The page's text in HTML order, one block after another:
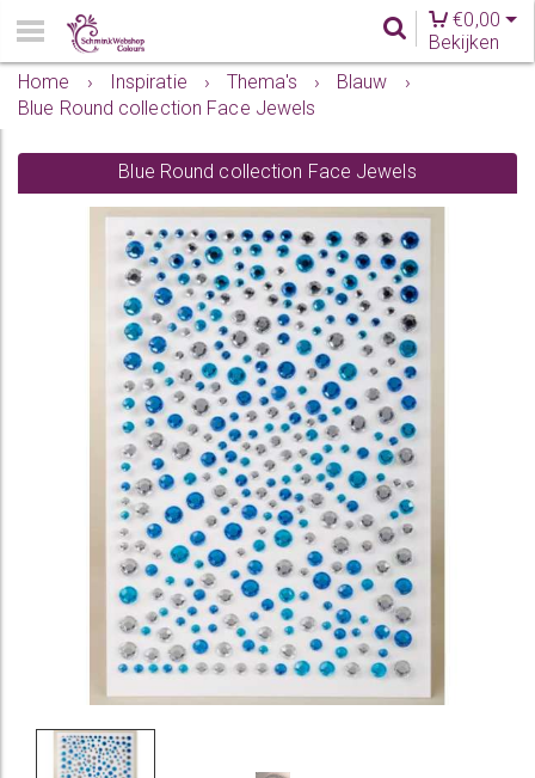
€0,00
Bekijken
Home
› Inspiratie › Thema's › Blauw
›
Blue Round collection Face Jewels
Blue Round collection Face Jewels